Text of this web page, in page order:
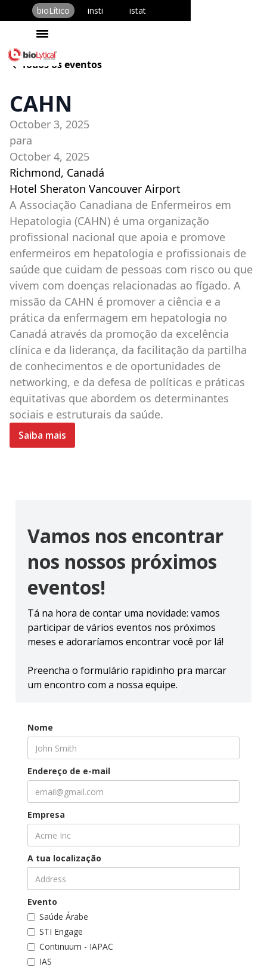
bioLítico insti istat
Todos os eventos
CAHN
October 3, 2025
para
October 4, 2025
Richmond, Canadá
Hotel Sheraton Vancouver Airport
A Associação Canadiana de Enfermeiros em
Hepatologia (CAHN) é uma organização
profissional nacional que apoia e promove
enfermeiros em hepatologia e profissionais de
saúde que cuidam de pessoas com risco ou que
vivem com doenças relacionadas ao fígado. A
missão da CAHN é promover a ciência e a
prática da enfermagem em hepatologia no
Canadá através da promoção da excelência
clínica e da liderança, da facilitação da partilha
de conhecimentos e de oportunidades de
networking, e da defesa de políticas e práticas
equitativas que abordem os determinantes
sociais e estruturais da saúde.
Saiba mais
Vamos nos encontrar
nos nossos próximos
eventos!
Tá na hora de contar uma novidade: vamos
participar de vários eventos nos próximos
meses e adoraríamos encontrar você por lá!
Preencha o formulário rapidinho pra marcar
um encontro com a nossa equipe.
Nome
Endereço de e-mail
Empresa
A tua localização
Evento
Saúde Árabe
STI Engage
Continuum - IAPAC
IAS